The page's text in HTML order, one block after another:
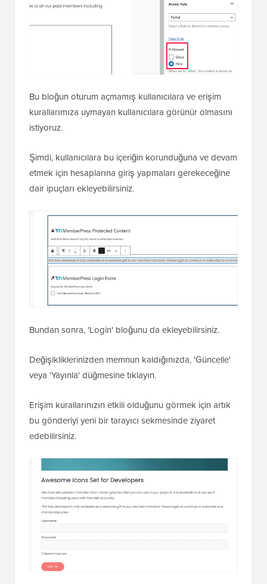
Bu bloğun oturum açmamış kullanıcılara ve erişim
kurallarımıza uymayan kullanıcılara görünür olmasını
istiyoruz.
Şimdi, kullanıcılara bu içeriğin korunduğuna ve devam
etmek için hesaplarına giriş yapmaları gerekeceğine
dair ipuçları ekleyebilirsiniz.
Bundan sonra, 'Login' bloğunu da ekleyebilirsiniz.
Değişikliklerinizden memnun kaldığınızda, 'Güncelle'
veya 'Yayınla' düğmesine tıklayın.
Erişim kurallarınızın etkili olduğunu görmek için artık
bu gönderiyi yeni bir tarayıcı sekmesinde ziyaret
edebilirsiniz.